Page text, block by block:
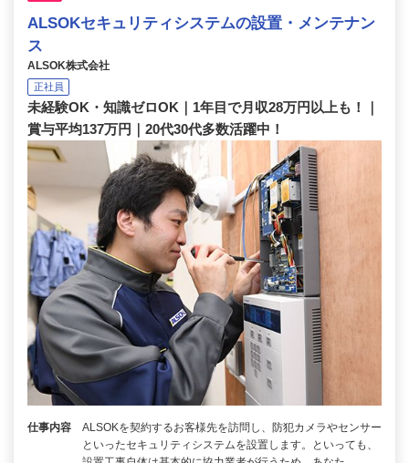
ALSOKセキュリティシステムの設置・メンテナン
ス
ALSOK株式会社
正社員
未経験OK・知識ゼロOK｜1年目で月収28万円以上も！｜
賞与平均137万円｜20代30代多数活躍中！
仕事内容
ALSOKを契約するお客様先を訪問し、防犯カメラやセンサー
といったセキュリティシステムを設置します。といっても、